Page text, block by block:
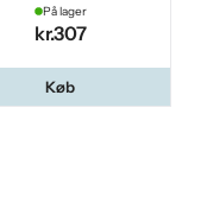
På lager
kr.307
Køb